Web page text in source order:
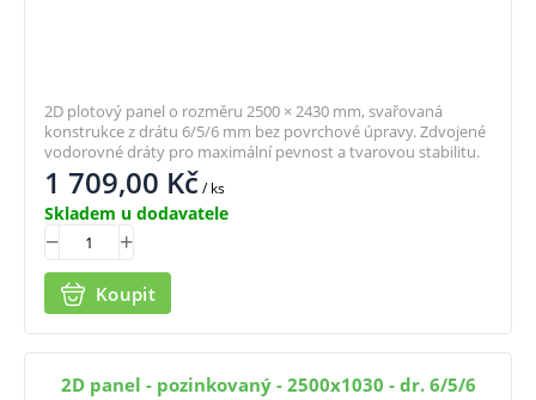
1 709,00 Kč/ ks
Skladem u dodavatele
Koupit
2D plotový panel o rozměru 2500 × 2430 mm, svařovaná
konstrukce z drátu 6/5/6 mm bez povrchové úpravy. Zdvojené
vodorovné dráty pro maximální pevnost a tvarovou stabilitu.
2D panel - pozinkovaný - 2500x1030 - dr. 6/5/6